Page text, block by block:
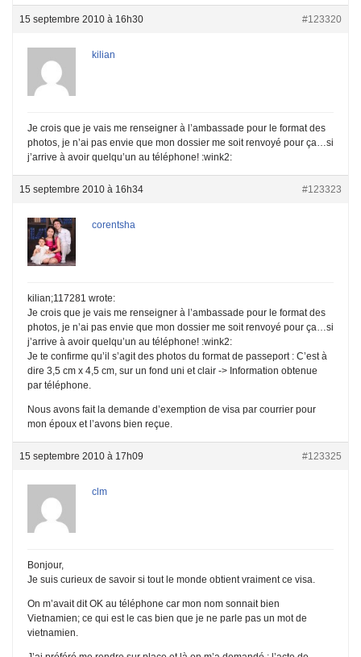
15 septembre 2010 à 16h30 #123320
kilian
Je crois que je vais me renseigner à l’ambassade pour le format des
photos, je n’ai pas envie que mon dossier me soit renvoyé pour ça…si
j’arrive à avoir quelqu’un au téléphone! :wink2:
15 septembre 2010 à 16h34 #123323
corentsha
kilian;117281 wrote:
Je crois que je vais me renseigner à l’ambassade pour le format des
photos, je n’ai pas envie que mon dossier me soit renvoyé pour ça…si
j’arrive à avoir quelqu’un au téléphone! :wink2:
Je te confirme qu’il s’agit des photos du format de passeport : C’est à
dire 3,5 cm x 4,5 cm, sur un fond uni et clair -> Information obtenue
par téléphone.
Nous avons fait la demande d’exemption de visa par courrier pour
mon époux et l’avons bien reçue.
15 septembre 2010 à 17h09 #123325
clm
Bonjour,
Je suis curieux de savoir si tout le monde obtient vraiment ce visa.
On m’avait dit OK au téléphone car mon nom sonnait bien
Vietnamien; ce qui est le cas bien que je ne parle pas un mot de
vietnamien.